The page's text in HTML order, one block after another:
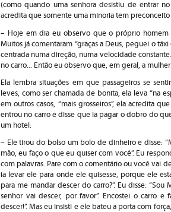
(como quando uma senhora desistiu de entrar
acredita que somente uma minoria tem
– Hoje em dia eu observo que o próprio
Muitos já comentaram “graças a Deus, peguei o
centrada numa direção, numa velocidade
no carro... Então eu observo que, em geral, a
Ela lembra situações em que passageiros se
leves, como ser chamada de bonita, ela leva “na
em outros casos, “mais grosseiros”, ela acredita
entrou no carro e disse que ia pagar o dobro do
um hotel:
– Ele tirou do bolso um bolo de dinheiro e disse:
mão, eu faço o que eu quiser com você”. Eu
com palavras. Pare com o comentário ou você vai
ia levar ele para onde ele quisesse, porque ele
para me mandar descer do carro?”. Eu disse:
senhor vai descer, por favor”. Encostei o carro e
descer!”. Mas eu insisti e ele bateu a porta com